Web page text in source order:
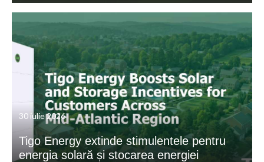
30 iulie 2026
Tigo Energy extinde stimulentele pentru
energia solară și stocarea energiei